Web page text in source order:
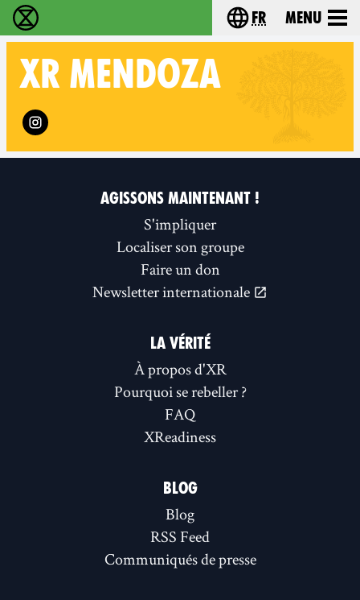
Extinction Rebellion - Home Choisissez votre
fr Menu
XR MENDOZA
Follow XR Mendoza on
AGISSONS MAINTENANT !
S'impliquer
Localiser son groupe
Faire un don
Newsletter internationale
LA VÉRITÉ
À propos d'XR
Pourquoi se rebeller ?
FAQ
XReadiness
BLOG
Blog
RSS Feed
Communiqués de presse